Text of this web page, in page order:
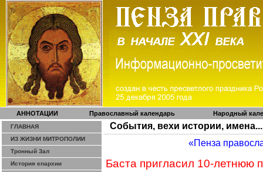
АННОТАЦИИ Православный календарь Народный
ГЛАВНАЯ
ИЗ ЖИЗНИ МИТРОПОЛИИ
Тронный Зал
История епархии
События, вехи истории, имена...
«Пенза
Баста пригласил 10-летнюю